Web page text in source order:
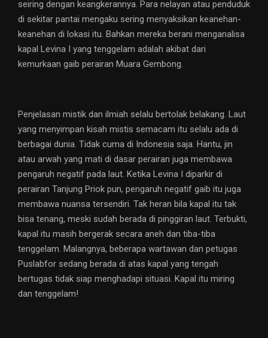
seiring dengan keangkerannya. Para nelayan atau penduduk
di sekitar pantai mengaku sering menyaksikan keanehan-
keanehan di lokasi itu. Bahkan mereka berani menganalisa
kapal Levina I yang tenggelam adalah akibat dari
kemurkaan gaib perairan Muara Gembong.
Penjelasan mistik dan ilmiah selalu bertolak belakang. Laut
yang menyimpan kisah mistis semacam itu selalu ada di
berbagai dunia. Tidak cuma di Indonesia saja. Hantu, jin
atau arwah yang mati di dasar perairan juga membawa
pengaruh negatif pada laut. Ketika Levina I diparkir di
perairan Tanjung Priok pun, pengaruh negatif gaib itu juga
membawa nuansa tersendiri. Tak heran bila kapal itu tak
bisa tenang, meski sudah berada di pinggiran laut. Terbukti,
kapal itu masih bergerak secara aneh dan tiba-tiba
tenggelam. Malangnya, beberapa wartawan dan petugas
Puslabfor sedang berada di atas kapal yang tengah
bertugas tidak siap menghadapi situasi. Kapal itu miring
dan tenggelam!